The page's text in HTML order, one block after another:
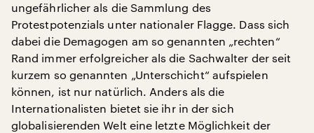
ungefährlicher als die Sammlung des
Protestpotenzials unter nationaler Flagge. Dass sich
dabei die Demagogen am so genannten „rechten“
Rand immer erfolgreicher als die Sachwalter der seit
kurzem so genannten „Unterschicht“ aufspielen
können, ist nur natürlich. Anders als die
Internationalisten bietet sie ihr in der sich
globalisierenden Welt eine letzte Möglichkeit der